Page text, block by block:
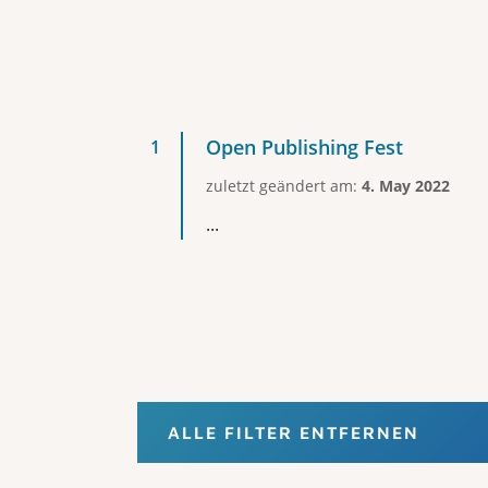
Open Publishing Fest
zuletzt geändert am: 4. May 2022
...
ALLE FILTER ENTFERNEN